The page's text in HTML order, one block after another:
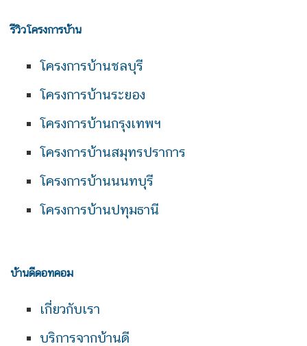
รีวิวโครงการบ้าน
โครงการบ้านชลบุรี
โครงการบ้านระยอง
โครงการบ้านกรุงเทพฯ
โครงการบ้านสมุทรปราการ
โครงการบ้านนนทบุรี
โครงการบ้านปทุมธานี
บ้านดีดอทคอม
เกี่ยวกับเรา
บริการจากบ้านดี